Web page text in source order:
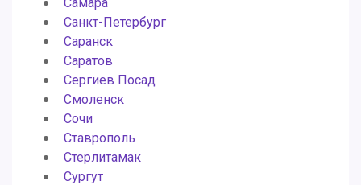
Санкт-Петербург
Саранск
Саратов
Сергиев Посад
Смоленск
Сочи
Ставрополь
Стерлитамак
Сургут